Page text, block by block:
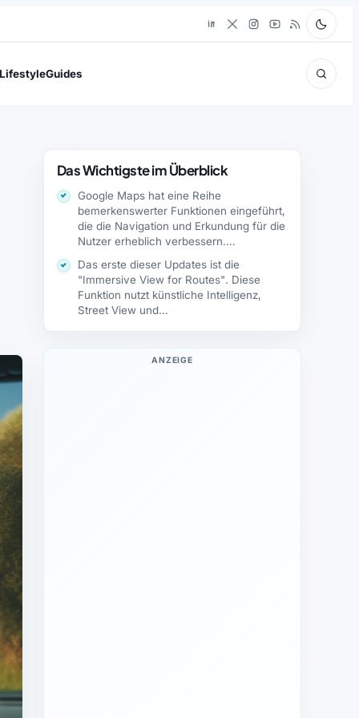
LifestyleGuides
Das Wichtigste im Überblick
Google Maps hat eine Reihe
bemerkenswerter Funktionen eingeführt,
die die Navigation und Erkundung für die
Nutzer erheblich verbessern.…
Das erste dieser Updates ist die
"Immersive View for Routes". Diese
Funktion nutzt künstliche Intelligenz,
Street View und…
ANZEIGE